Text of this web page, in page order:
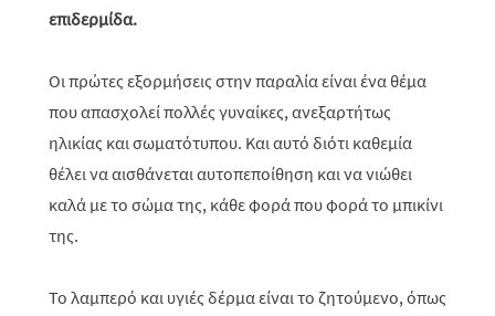
επιδερμίδα.
Οι πρώτες εξορμήσεις στην παραλία είναι ένα θέμα
που απασχολεί πολλές γυναίκες, ανεξαρτήτως
ηλικίας και σωματότυπου. Και αυτό διότι καθεμία
θέλει να αισθάνεται αυτοπεποίθηση και να νιώθει
καλά με το σώμα της, κάθε φορά που φορά το μπικίνι
της.
Το λαμπερό και υγιές δέρμα είναι το ζητούμενο, όπως